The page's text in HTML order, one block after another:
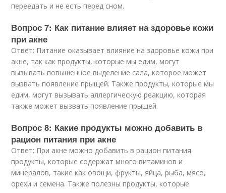
переедать и не есть перед сном.
Вопрос 7: Как питание влияет на здоровье кожи
при акне
Ответ: Питание оказывает влияние на здоровье кожи при
акне, так как продукты, которые мы едим, могут
вызывать повышенное выделение сала, которое может
вызвать появление прыщей. Также продукты, которые мы
едим, могут вызывать аллергическую реакцию, которая
также может вызвать появление прыщей.
Вопрос 8: Какие продукты можно добавить в
рацион питания при акне
Ответ: При акне можно добавить в рацион питания
продукты, которые содержат много витаминов и
минералов, такие как овощи, фрукты, яйца, рыба, мясо,
орехи и семена. Также полезны продукты, которые